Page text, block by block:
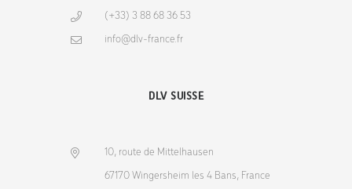
(+33) 3 88 68 36 53
info@dlv-france.fr
DLV SUISSE
10, route de Mittelhausen
67170 Wingersheim les 4 Bans, France